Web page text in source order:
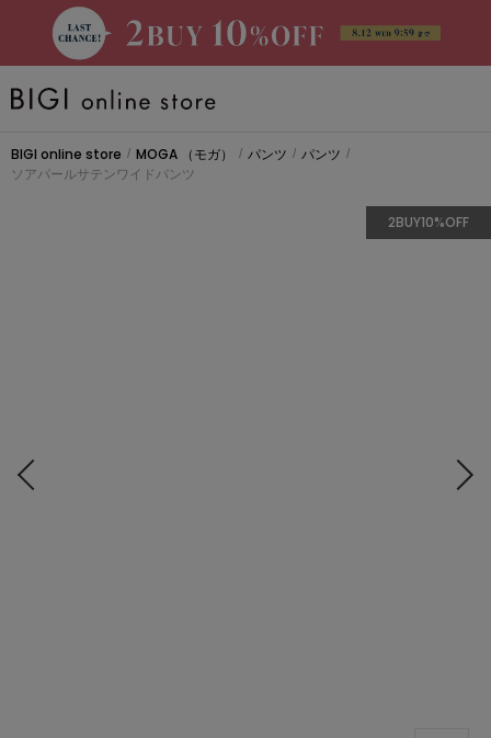
BRAND
大きいサイズ
SALE
BIGI online store / MOGA （モガ） / パンツ / パンツ /
ソアパールサテンワイドパンツ
2BUY10%OFF